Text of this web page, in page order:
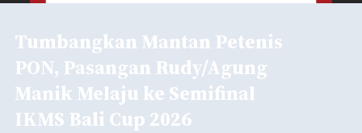
Tumbangkan Mantan Petenis
PON, Pasangan Rudy/Agung
Manik Melaju ke Semifinal
IKMS Bali Cup 2026